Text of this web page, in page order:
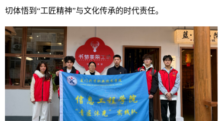
切体悟到“工匠精神”与文化传承的时代责任。